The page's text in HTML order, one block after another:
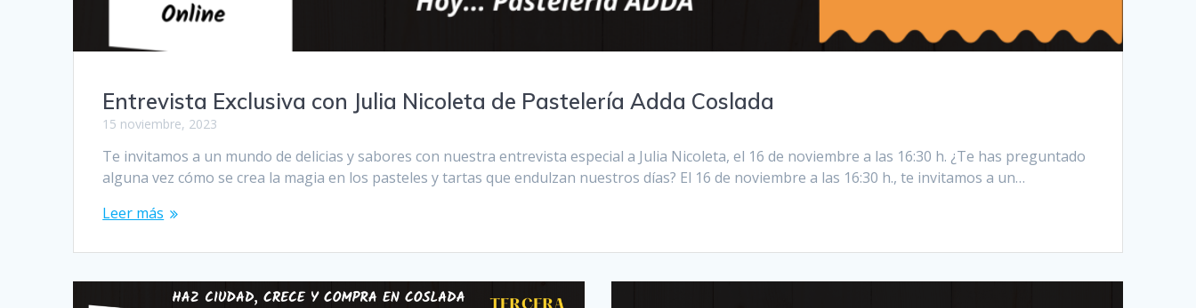
Entrevista Exclusiva con Julia Nicoleta de Pastelería Adda Coslada
15 noviembre, 2023
Te invitamos a un mundo de delicias y sabores con nuestra entrevista especial a Julia Nicoleta, el 16 de noviembre a las 16:30 h. ¿Te has preguntado
alguna vez cómo se crea la magia en los pasteles y tartas que endulzan nuestros días? El 16 de noviembre a las 16:30 h., te invitamos a un…
Leer más